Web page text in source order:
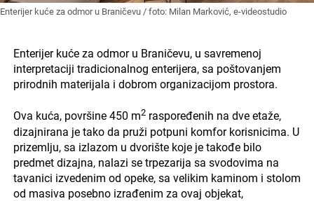
Enterijer kuće za odmor u Braničevu / foto: Milan Marković, e-videostudio
Enterijer kuće za odmor u Braničevu, u savremenoj
interpretaciji tradicionalnog enterijera, sa poštovanjem
prirodnih materijala i dobrom organizacijom prostora.
Ova kuća, površine 450 m2raspoređenih na dve etaže,
dizajnirana je tako da pruži potpuni komfor korisnicima. U
prizemlju, sa izlazom u dvorište koje je takođe bilo
predmet dizajna, nalazi se trpezarija sa svodovima na
tavanici izvedenim od opeke, sa velikim kaminom i stolom
od masiva posebno izrađenim za ovaj objekat,